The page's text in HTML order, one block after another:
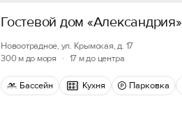
Гостевой дом «Александрия»
Новоотрадное, ул. Крымская, д. 17
300 м до моря
· 17 м до центра
Бассейн Кухня Парковка